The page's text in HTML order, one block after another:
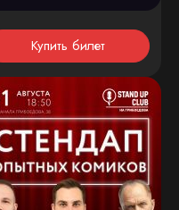
Купить билет